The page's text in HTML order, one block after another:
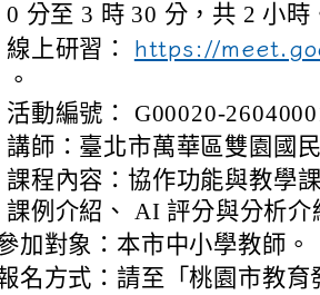
0 分至 3 時 30 分，共 2 小時
線上研習： https://
。
活動編號： G00020-
講師：臺北市萬華區雙園國
課程內容：協作功能與教學
課例介紹、 AI 評分與分析介
加對象：本市中小學教師。
名方式：請至「桃園市教